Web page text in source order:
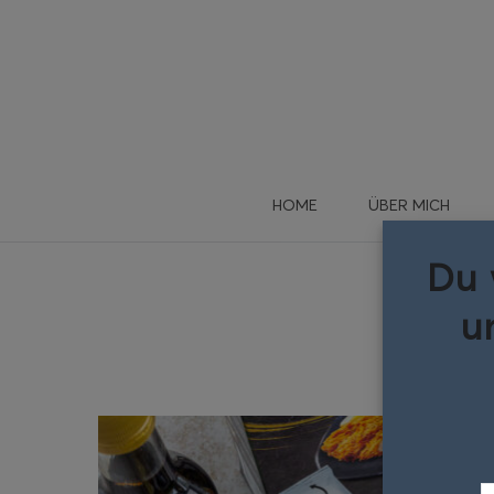
HOME ÜBER MICH
Du